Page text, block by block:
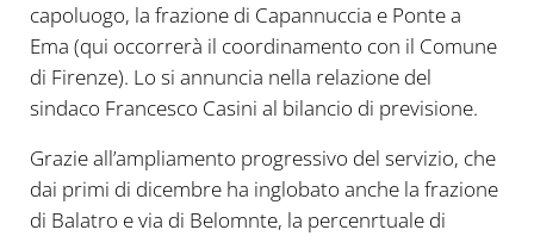
capoluogo, la frazione di Capannuccia e Ponte a
Ema (qui occorrerà il coordinamento con il Comune
di Firenze). Lo si annuncia nella relazione del
sindaco Francesco Casini al bilancio di previsione.
Grazie all’ampliamento progressivo del servizio, che
dai primi di dicembre ha inglobato anche la frazione
di Balatro e via di Belomnte, la percenrtuale di